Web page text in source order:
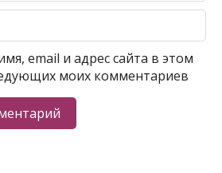
email и адрес сайта в этом
моих комментариев